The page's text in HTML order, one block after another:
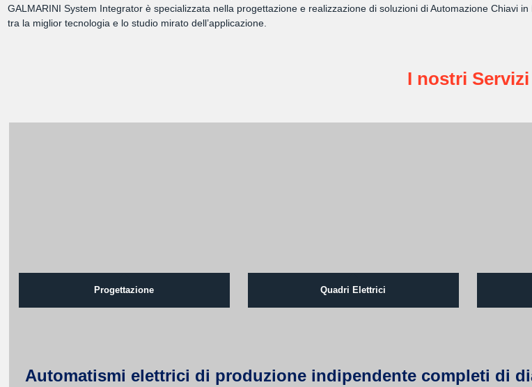
GALMARINI System Integrator è specializzata nella progettazione e realizzazione di soluzioni di Automazione Chiavi
tra la miglior tecnologia e lo studio mirato dell’applicazione.
I nostri Servizi
Progettazione Quadri Elettrici
Automatismi elettrici di produzione indipendente completi di